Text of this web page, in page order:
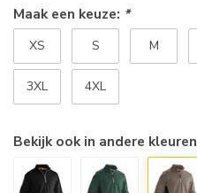
Maak een keuze: *
XS S M
3XL 4XL
Bekijk ook in andere kleuren